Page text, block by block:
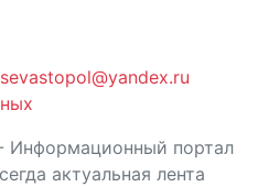
Информационный портал
актуальная лента